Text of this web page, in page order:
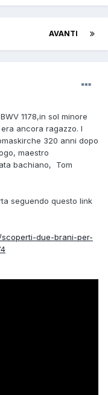
AVANTI
1178,in sol minore
ancora ragazzo. I
320 anni dopo
maestro
bachiano, Tom
seguendo questo link
due-brani-per-